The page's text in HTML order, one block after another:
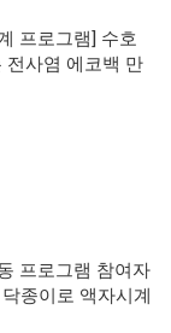
프로그램] 수호
전사염 에코백 만
프로그램 참여자
종이로 액자시계